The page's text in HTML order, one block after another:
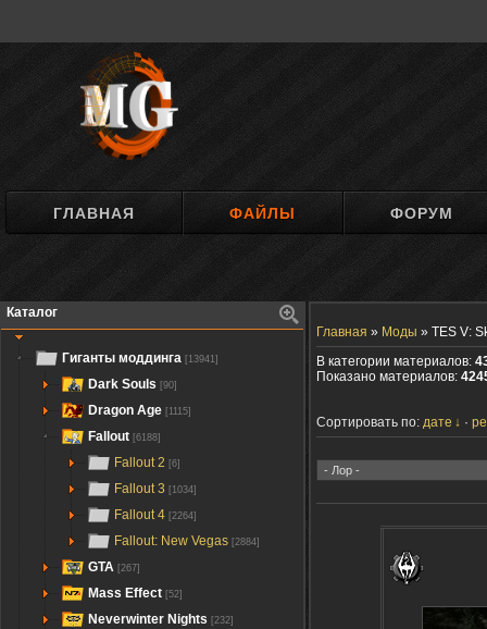
ГЛАВНАЯ ФАЙЛЫ ФОРУМ
Каталог
Гиганты моддинга [13941]
Dark Souls [90]
Dragon Age [1115]
Fallout [6188]
Fallout 2 [6]
Fallout 3 [1034]
Fallout 4 [2264]
Fallout: New Vegas [2884]
GTA [267]
Mass Effect [52]
Neverwinter Nights [232]
Главная » Моды » TES V:
В категории материалов:
Показано материалов:
Сортировать по: дате